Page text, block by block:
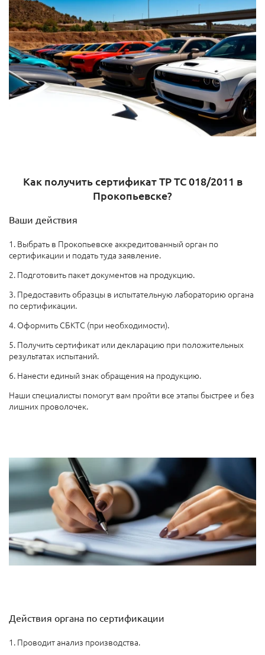
Как получить сертификат ТР ТС 018/2011 в
Прокопьевске?
Ваши действия
1. Выбрать в Прокопьевске аккредитованный орган по
сертификации и подать туда заявление.
2. Подготовить пакет документов на продукцию.
3. Предоставить образцы в испытательную лабораторию органа
по сертификации.
4. Оформить СБКТС (при необходимости).
5. Получить сертификат или декларацию при положительных
результатах испытаний.
6. Нанести единый знак обращения на продукцию.
Наши специалисты помогут вам пройти все этапы быстрее и без
лишних проволочек.
Действия органа по сертификации
1. Проводит анализ производства.